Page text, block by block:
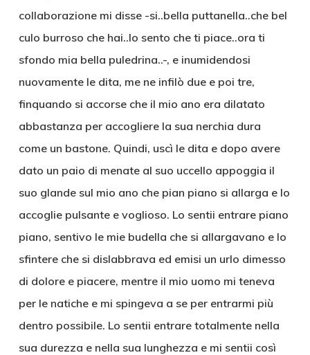
collaborazione mi disse -si..bella puttanella..che bel
culo burroso che hai..lo sento che ti piace..ora ti
sfondo mia bella puledrina..-, e inumidendosi
nuovamente le dita, me ne infilò due e poi tre,
finquando si accorse che il mio ano era dilatato
abbastanza per accogliere la sua nerchia dura
come un bastone. Quindi, uscì le dita e dopo avere
dato un paio di menate al suo uccello appoggia il
suo glande sul mio ano che pian piano si allarga e lo
accoglie pulsante e voglioso. Lo sentii entrare piano
piano, sentivo le mie budella che si allargavano e lo
sfintere che si dislabbrava ed emisi un urlo dimesso
di dolore e piacere, mentre il mio uomo mi teneva
per le natiche e mi spingeva a se per entrarmi più
dentro possibile. Lo sentii entrare totalmente nella
sua durezza e nella sua lunghezza e mi sentii così